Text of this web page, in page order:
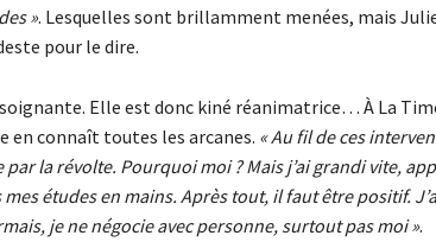
». Lesquelles sont brillamment menées, mais
pour le dire.
Elle est donc kiné réanimatrice… À La
en connaît toutes les arcanes. « Au fil de ces
la révolte. Pourquoi moi ? Mais j’ai grandi vite,
études en mains. Après tout, il faut être positif.
je ne négocie avec personne, surtout pas moi ».